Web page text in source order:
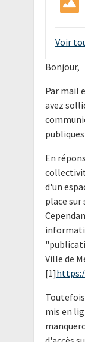
Voir
Bonjour,
Par mail
avez
En
d'un
place
Ville de
[1]
mis en